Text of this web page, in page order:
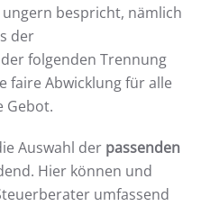
bespricht, nämlich
der
folgenden Trennung
faire Abwicklung für alle
Gebot.
Auswahl der passenden
Hier können und
umfassend